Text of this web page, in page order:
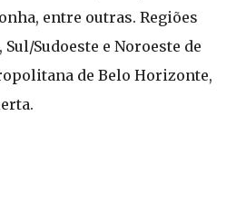
entre outras. Regiões
Sudoeste e Noroeste de
de Belo Horizonte,